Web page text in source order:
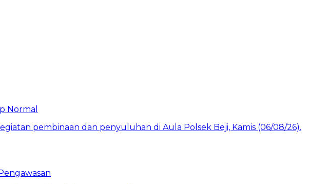
Normal